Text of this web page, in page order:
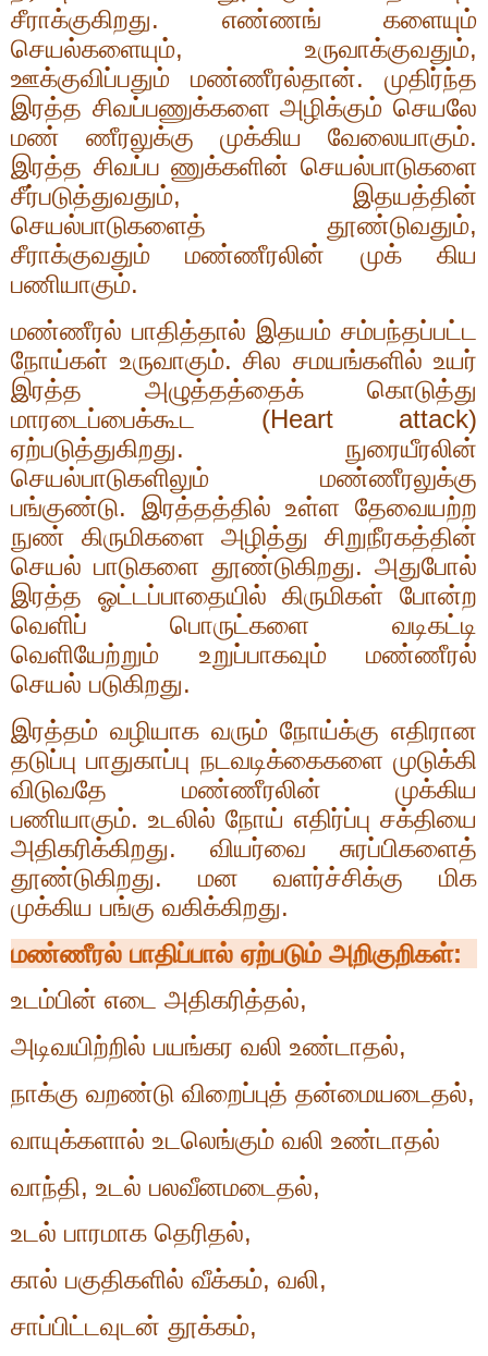
சீராக்குகிறது. எண்ணங் களையும்
செயல்களையும், உருவாக்குவதும்,
ஊக்குவிப்பதும் மண்ணீரல்தான். முதிர்ந்த
இரத்த சிவப்பணுக்களை அழிக்கும் செயலே
மண் ணீரலுக்கு முக்கிய வேலையாகும்.
இரத்த சிவப்ப ணுக்களின் செயல்பாடுகளை
சீர்படுத்துவதும், இதயத்தின்
செயல்பாடுகளைத் தூண்டுவதும்,
சீராக்குவதும் மண்ணீரலின் முக் கிய
பணியாகும்.
மண்ணீரல் பாதித்தால் இதயம் சம்பந்தப்பட்ட
நோய்கள் உருவாகும். சில சமயங்களில் உயர்
இரத்த அழுத்தத்தைக் கொடுத்து
மாரடைப்பைக்கூட (Heart attack)
ஏற்படுத்துகிறது. நுரையீரலின்
செயல்பாடுகளிலும் மண்ணீரலுக்கு
பங்குண்டு. இரத்தத்தில் உள்ள தேவையற்ற
நுண் கிருமிகளை அழித்து சிறுநீரகத்தின்
செயல் பாடுகளை தூண்டுகிறது. அதுபோல்
இரத்த ஓட்டப்பாதையில் கிருமிகள் போன்ற
வெளிப் பொருட்களை வடிகட்டி
வெளியேற்றும் உறுப்பாகவும் மண்ணீரல்
செயல் படுகிறது.
இரத்தம் வழியாக வரும் நோய்க்கு எதிரான
தடுப்பு பாதுகாப்பு நடவடிக்கைகளை முடுக்கி
விடுவதே மண்ணீரலின் முக்கிய
பணியாகும். உடலில் நோய் எதிர்ப்பு சக்தியை
அதிகரிக்கிறது. வியர்வை சுரப்பிகளைத்
தூண்டுகிறது. மன வளர்ச்சிக்கு மிக
முக்கிய பங்கு வகிக்கிறது.
மண்ணீரல் பாதிப்பால் ஏற்படும் அறிகுறிகள்:
உடம்பின் எடை அதிகரித்தல்,
அடிவயிற்றில் பயங்கர வலி உண்டாதல்,
நாக்கு வறண்டு விறைப்புத் தன்மையடைதல்,
வாயுக்களால் உடலெங்கும் வலி உண்டாதல்
வாந்தி, உடல் பலவீனமடைதல்,
உடல் பாரமாக தெரிதல்,
கால் பகுதிகளில் வீக்கம், வலி,
சாப்பிட்டவுடன் தூக்கம்,